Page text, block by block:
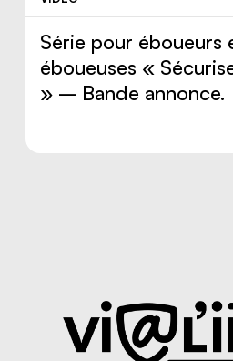
Série pour éboueurs
éboueuses «
» – Bande annonce.